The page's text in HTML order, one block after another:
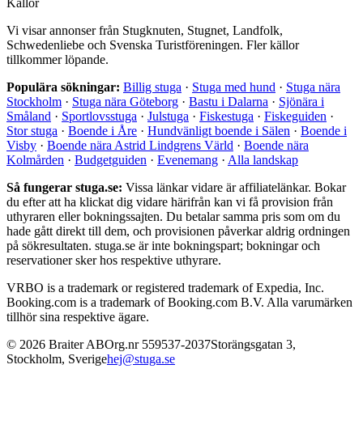
Vi visar annonser från Stugknuten, Stugnet, Landfolk,
Schwedenliebe och Svenska Turistföreningen. Fler källor
tillkommer löpande.
Populära sökningar: Billig stuga · Stuga med hund · Stuga nära
Stockholm · Stuga nära Göteborg · Bastu i Dalarna · Sjönära i
Småland · Sportlovsstuga · Julstuga · Fiskestuga · Fiskeguiden ·
Stor stuga · Boende i Åre · Hundvänligt boende i Sälen · Boende i
Visby · Boende nära Astrid Lindgrens Värld · Boende nära
Kolmården · Budgetguiden · Evenemang · Alla landskap
Så fungerar stuga.se: Vissa länkar vidare är affiliatelänkar. Bokar
du efter att ha klickat dig vidare härifrån kan vi få provision från
uthyraren eller bokningssajten. Du betalar samma pris som om du
hade gått direkt till dem, och provisionen påverkar aldrig ordningen
på sökresultaten. stuga.se är inte bokningspart; bokningar och
reservationer sker hos respektive uthyrare.
VRBO is a trademark or registered trademark of Expedia, Inc.
Booking.com is a trademark of Booking.com B.V. Alla varumärken
tillhör sina respektive ägare.
© 2026 Braiter ABOrg.nr 559537-2037Storängsgatan 3,
Stockholm, Sverigehej@stuga.se